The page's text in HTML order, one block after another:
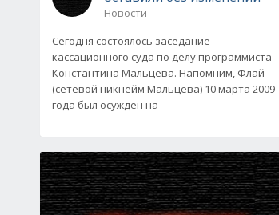
Новости
Сегодня состоялось заседание
кассационного суда по делу программиста
Константина Мальцева. Напомним, Флай
(сетевой никнейм Мальцева) 10 марта 2009
года был осужден на